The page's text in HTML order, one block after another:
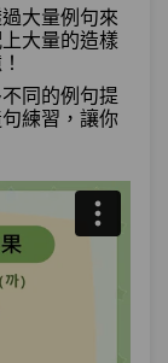
大量例句來
大量的造樣
同的例句提
練習，讓你